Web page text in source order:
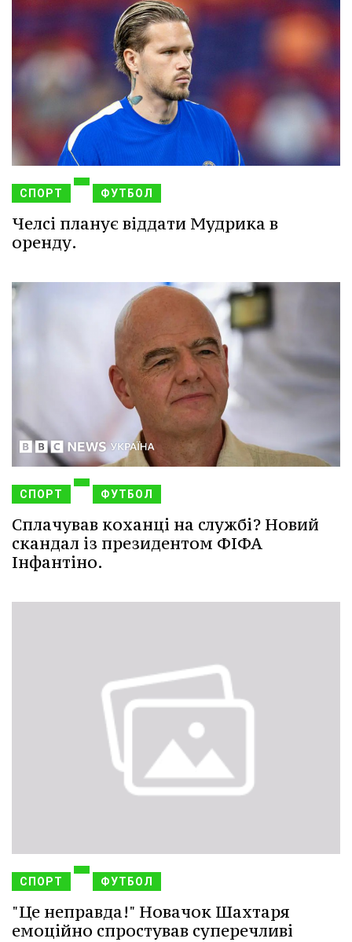
СПОРТ ФУТБОЛ
Челсі планує віддати Мудрика в
оренду.
СПОРТ ФУТБОЛ
Сплачував коханці на службі? Новий
скандал із президентом ФІФА
Інфантіно.
СПОРТ ФУТБОЛ
"Це неправда!" Новачок Шахтаря
емоційно спростував суперечливі